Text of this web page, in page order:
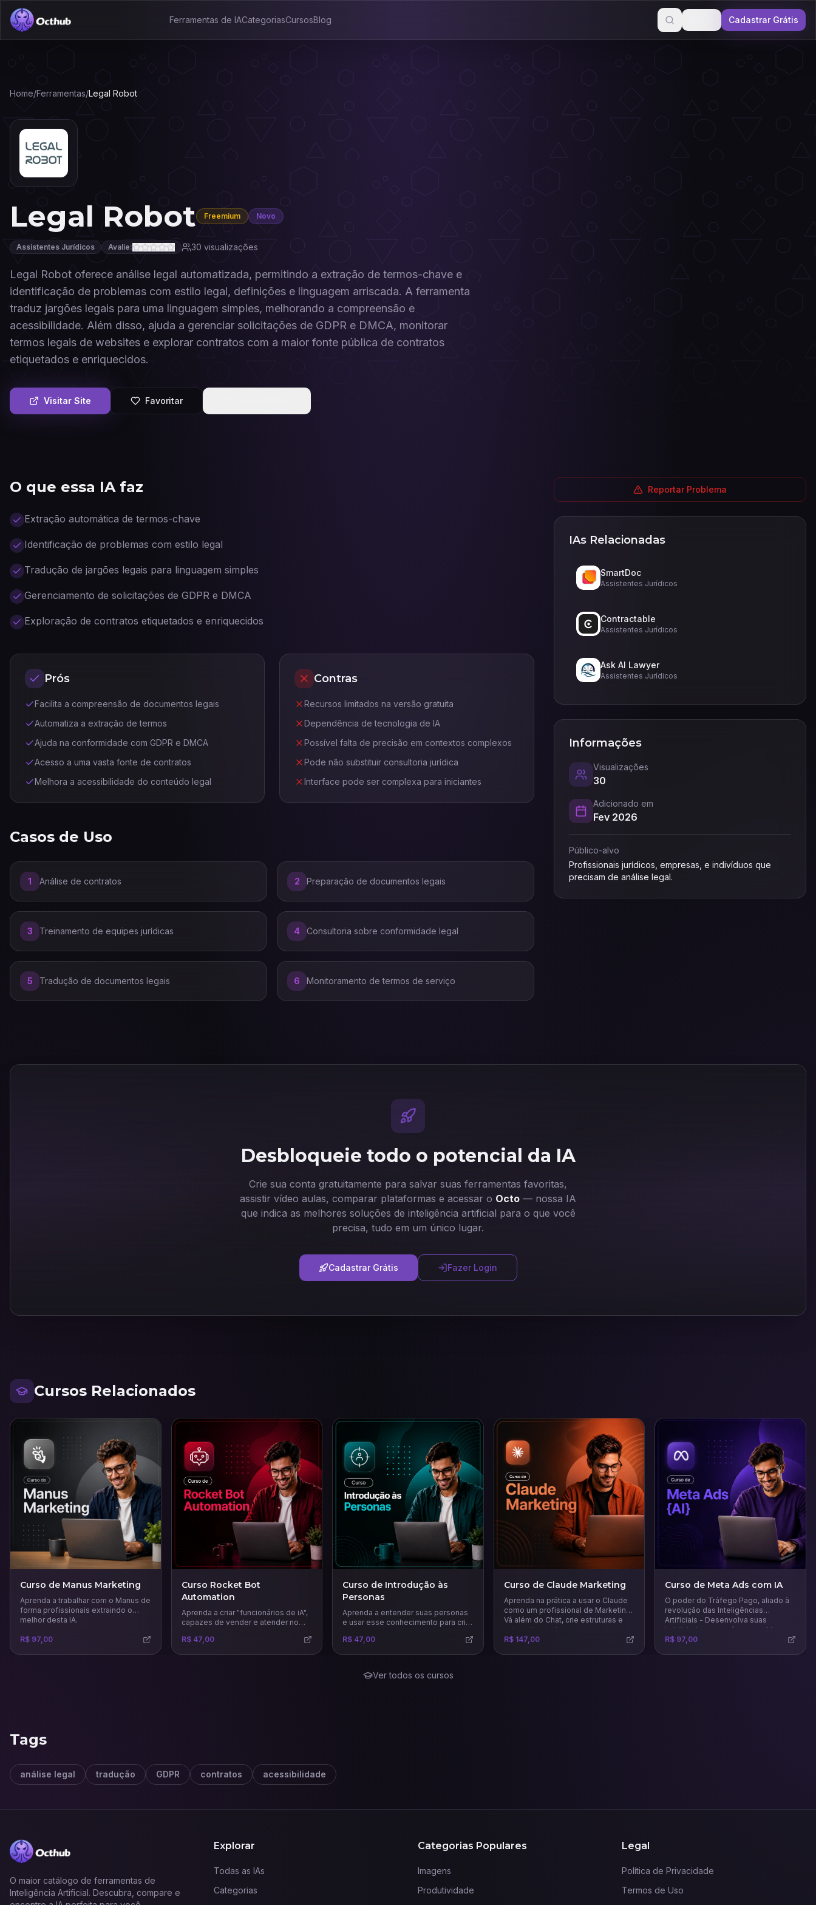
Ferramentas de IACategoriasCursosBlog Cadastrar Grátis
Home/Ferramentas/Legal Robot
Legal Robot Freemium Novo
Assistentes Jurídicos Avalie: 30 visualizações
Legal Robot oferece análise legal automatizada, permitindo a extração de termos-chave e
identificação de problemas com estilo legal, definições e linguagem arriscada. A ferramenta
traduz jargões legais para uma linguagem simples, melhorando a compreensão e
acessibilidade. Além disso, ajuda a gerenciar solicitações de GDPR e DMCA, monitorar
termos legais de websites e explorar contratos com a maior fonte pública de contratos
etiquetados e enriquecidos.
Visitar Site Favoritar
O que essa IA faz
Extração automática de termos-chave
Identificação de problemas com estilo legal
Tradução de jargões legais para linguagem simples
Gerenciamento de solicitações de GDPR e DMCA
Exploração de contratos etiquetados e enriquecidos
Prós
Facilita a compreensão de documentos legais
Automatiza a extração de termos
Ajuda na conformidade com GDPR e DMCA
Acesso a uma vasta fonte de contratos
Melhora a acessibilidade do conteúdo legal
Contras
Recursos limitados na versão gratuita
Dependência de tecnologia de IA
Possível falta de precisão em contextos complexos
Pode não substituir consultoria jurídica
Interface pode ser complexa para iniciantes
Casos de Uso
1 Análise de contratos 2 Preparação de documentos legais
3 Treinamento de equipes jurídicas 4 Consultoria sobre conformidade legal
5 Tradução de documentos legais 6 Monitoramento de termos de serviço
Reportar Problema
IAs Relacionadas
SmartDoc
Assistentes Jurídicos
Contractable
Assistentes Jurídicos
Ask AI Lawyer
Assistentes Jurídicos
Informações
Visualizações
30
Adicionado em
Fev 2026
Público-alvo
Profissionais jurídicos, empresas, e indivíduos que
precisam de análise legal.
Desbloqueie todo o potencial da IA
Crie sua conta gratuitamente para salvar suas ferramentas favoritas,
assistir vídeo aulas, comparar plataformas e acessar o Octo — nossa IA
que indica as melhores soluções de inteligência artificial para o que você
precisa, tudo em um único lugar.
Cadastrar Grátis Fazer Login
Cursos Relacionados
Curso de Manus Marketing
Aprenda a trabalhar com o Manus de
forma profissionais extraindo o
melhor desta IA.
R$ 97,00
Curso Rocket Bot
Automation
Aprenda a criar "funcionários de iA",
capazes de vender e atender no
dia com uma comunicação humana.
R$ 47,00
Curso de Introdução às
Personas
Aprenda a entender suas personas
e usar esse conhecimento para criar
precisas e eficazes.
R$ 47,00
Curso de Claude Marketing
Aprenda na prática a usar o Claude
como um profissional de Marketing.
Vá além do Chat, crie estruturas e
automatize tudo.
R$ 147,00
Curso de Meta Ads com IA
O poder do Tráfego Pago, aliado à
revolução das Inteligências
Artificiais - Desenvolva suas
habilidades em anúncios na Meta
usando todo potencial das
R$ 97,00
Ver todos os cursos
Tags
análise legal tradução GDPR contratos acessibilidade
O maior catálogo de ferramentas de
Inteligência Artificial. Descubra, compare e
Explorar
Todas as IAs
Categorias
Categorias Populares
Imagens
Produtividade
Legal
Política de Privacidade
Termos de Uso